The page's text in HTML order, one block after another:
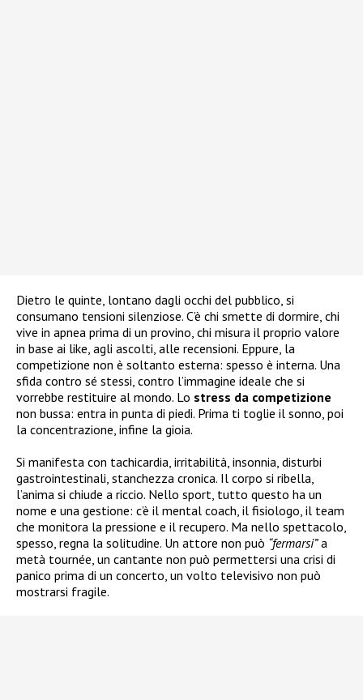
Dietro le quinte, lontano dagli occhi del pubblico, si
consumano tensioni silenziose. C’è chi smette di dormire, chi
vive in apnea prima di un provino, chi misura il proprio valore
in base ai like, agli ascolti, alle recensioni. Eppure, la
competizione non è soltanto esterna: spesso è interna. Una
sfida contro sé stessi, contro l’immagine ideale che si
vorrebbe restituire al mondo. Lo stress da competizione
non bussa: entra in punta di piedi. Prima ti toglie il sonno, poi
la concentrazione, infine la gioia.
Si manifesta con tachicardia, irritabilità, insonnia, disturbi
gastrointestinali, stanchezza cronica. Il corpo si ribella,
l’anima si chiude a riccio. Nello sport, tutto questo ha un
nome e una gestione: c’è il mental coach, il fisiologo, il team
che monitora la pressione e il recupero. Ma nello spettacolo,
spesso, regna la solitudine. Un attore non può “fermarsi”a
metà tournée, un cantante non può permettersi una crisi di
panico prima di un concerto, un volto televisivo non può
mostrarsi fragile.